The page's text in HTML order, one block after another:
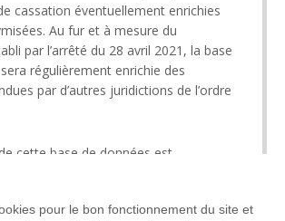
cassation éventuellement enrichies
Au fur et à mesure du
par l’arrêté du 28 avril 2021, la base
régulièrement enrichie des
par d’autres juridictions de l’ordre
cette base de données est
pour le bon fonctionnement du site et